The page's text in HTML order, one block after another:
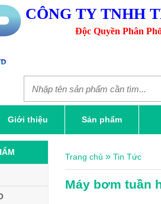
CÔNG TY TNHH
Độc Quyền Phân
Giới thiệu Sản phẩm
Trang chủ » Tin Tức
Máy bơm tuần